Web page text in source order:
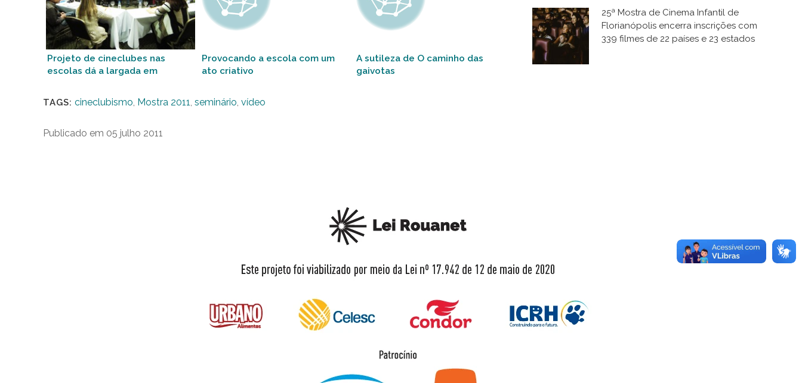
Projeto de cineclubes nas
escolas dá a largada em
Provocando a escola com um
ato criativo
A sutileza de O caminho das
gaivotas
TAGS: cineclubismo, Mostra 2011, seminário, vídeo
Publicado em 05 julho 2011
25ª Mostra de Cinema Infantil de
Florianópolis encerra inscrições com
339 filmes de 22 países e 23 estados